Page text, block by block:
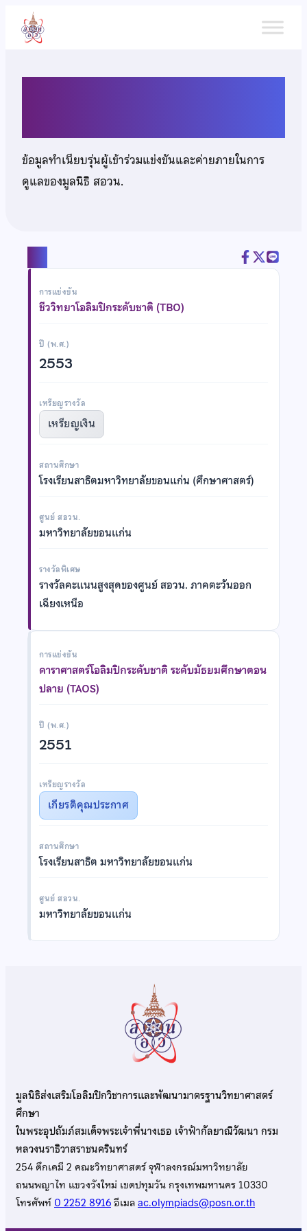
เนื้อหา
ข้อมูลทำเนียบรุ่นผู้เข้าร่วมแข่งขันและค่ายภายในการ
ดูแลของมูลนิธิ สอวน.
การแข่งขัน
ชีววิทยาโอลิมปิกระดับชาติ (TBO)
ปี (พ.ศ.)
2553
เหรียญรางวัล
เหรียญเงิน
สถานศึกษา
โรงเรียนสาธิตมหาวิทยาลัยขอนแก่น (ศึกษาศาสตร์)
ศูนย์ สอวน.
มหาวิทยาลัยขอนแก่น
รางวัลพิเศษ
รางวัลคะแนนสูงสุดของศูนย์ สอวน. ภาคตะวันออก
เฉียงเหนือ
การแข่งขัน
ดาราศาสตร์โอลิมปิกระดับชาติ ระดับมัธยมศึกษาตอน
ปลาย (TAOS)
ปี (พ.ศ.)
2551
เหรียญรางวัล
เกียรติคุณประกาศ
สถานศึกษา
โรงเรียนสาธิต มหาวิทยาลัยขอนแก่น
ศูนย์ สอวน.
มหาวิทยาลัยขอนแก่น
มูลนิธิส่งเสริมโอลิมปิกวิชาการและพัฒนามาตรฐานวิทยาศาสตร์
ศึกษา
ในพระอุปถัมภ์สมเด็จพระเจ้าพี่นางเธอ เจ้าฟ้ากัลยาณิวัฒนา กรม
หลวงนราธิวาสราชนครินทร์
254 ตึกเคมี 2 คณะวิทยาศาสตร์ จุฬาลงกรณ์มหาวิทยาลัย
ถนนพญาไท แขวงวังใหม่ เขตปทุมวัน กรุงเทพมหานคร 10330
โทรศัพท์0 2252 8916อีเมลac.olympiads@posn.or.th